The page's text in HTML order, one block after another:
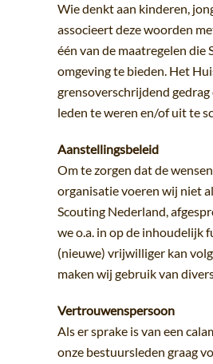
Wie denkt aan kinderen,
associeert deze woorden
één van de maatregelen
omgeving te bieden. Het
grensoverschrijdend
leden te weren en/of uit te
Aanstellingsbeleid
Om te zorgen dat de
organisatie voeren wij niet
Scouting Nederland,
we o.a. in op de inhoudelijk
(nieuwe) vrijwilliger kan
maken wij gebruik van
Vertrouwenspersoon
Als er sprake is van een
onze bestuursleden graag